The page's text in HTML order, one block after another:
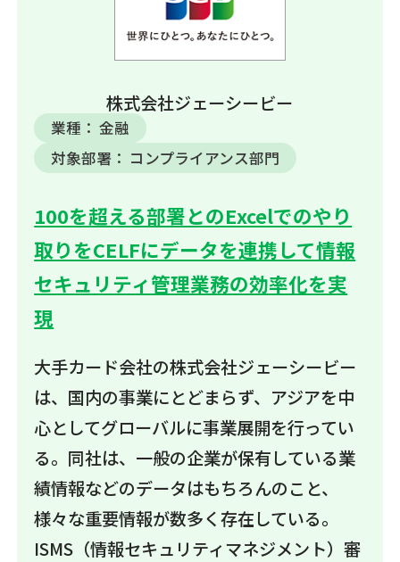
株式会社ジェーシービー
業種： 金融
対象部署： コンプライアンス部門
100を超える部署とのExcelでのやり
取りをCELFにデータを連携して情報
セキュリティ管理業務の効率化を実
現
大手カード会社の株式会社ジェーシービー
は、国内の事業にとどまらず、アジアを中
心としてグローバルに事業展開を行ってい
る。同社は、一般の企業が保有している業
績情報などのデータはもちろんのこと、
様々な重要情報が数多く存在している。
ISMS（情報セキュリティマネジメント）審